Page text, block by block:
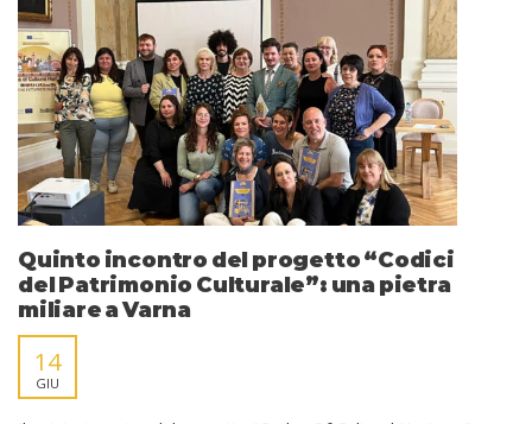
Quinto incontro del progetto “Codici
del Patrimonio Culturale”: una pietra
miliare a Varna
14
GIU